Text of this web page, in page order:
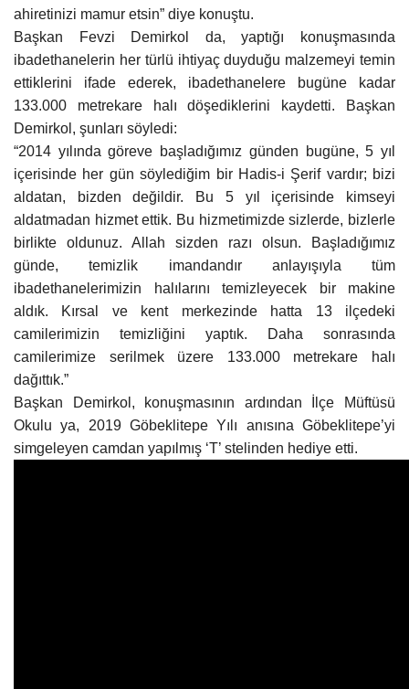
ahiretinizi mamur etsin” diye konuştu.
Başkan Fevzi Demirkol da, yaptığı konuşmasında
ibadethanelerin her türlü ihtiyaç duyduğu malzemeyi temin
ettiklerini ifade ederek, ibadethanelere bugüne kadar
133.000 metrekare halı döşediklerini kaydetti. Başkan
Demirkol, şunları söyledi:
“2014 yılında göreve başladığımız günden bugüne, 5 yıl
içerisinde her gün söylediğim bir Hadis-i Şerif vardır; bizi
aldatan, bizden değildir. Bu 5 yıl içerisinde kimseyi
aldatmadan hizmet ettik. Bu hizmetimizde sizlerde, bizlerle
birlikte oldunuz. Allah sizden razı olsun. Başladığımız
günde, temizlik imandandır anlayışıyla tüm
ibadethanelerimizin halılarını temizleyecek bir makine
aldık. Kırsal ve kent merkezinde hatta 13 ilçedeki
camilerimizin temizliğini yaptık. Daha sonrasında
camilerimize serilmek üzere 133.000 metrekare halı
dağıttık.”
Başkan Demirkol, konuşmasının ardından İlçe Müftüsü
Okulu ya, 2019 Göbeklitepe Yılı anısına Göbeklitepe’yi
simgeleyen camdan yapılmış ‘T’ stelinden hediye etti.